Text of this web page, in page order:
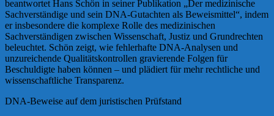
beantwortet Hans Schön in seiner Publikation „Der medizinische
Sachverständige und sein DNA-Gutachten als Beweismittel“, indem
er insbesondere die komplexe Rolle des medizinischen
Sachverständigen zwischen Wissenschaft, Justiz und Grundrechten
beleuchtet. Schön zeigt, wie fehlerhafte DNA-Analysen und
unzureichende Qualitätskontrollen gravierende Folgen für
Beschuldigte haben können – und plädiert für mehr rechtliche und
wissenschaftliche Transparenz.
DNA-Beweise auf dem juristischen Prüfstand